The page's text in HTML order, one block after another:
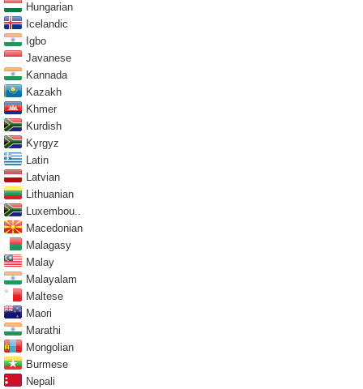
Hungarian
Icelandic
Igbo
Javanese
Kannada
Kazakh
Khmer
Kurdish
Kyrgyz
Latin
Latvian
Lithuanian
Luxembou..
Macedonian
Malagasy
Malay
Malayalam
Maltese
Maori
Marathi
Mongolian
Burmese
Nepali